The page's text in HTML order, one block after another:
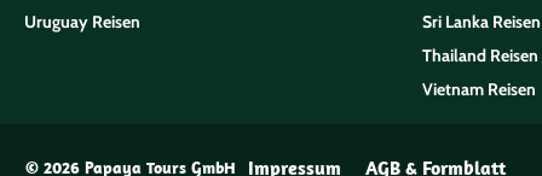
Uruguay Reisen
Sri Lanka Reisen
Thailand Reisen
Vietnam Reisen
© 2026 Papaya Tours GmbH Impressum AGB & Formblatt